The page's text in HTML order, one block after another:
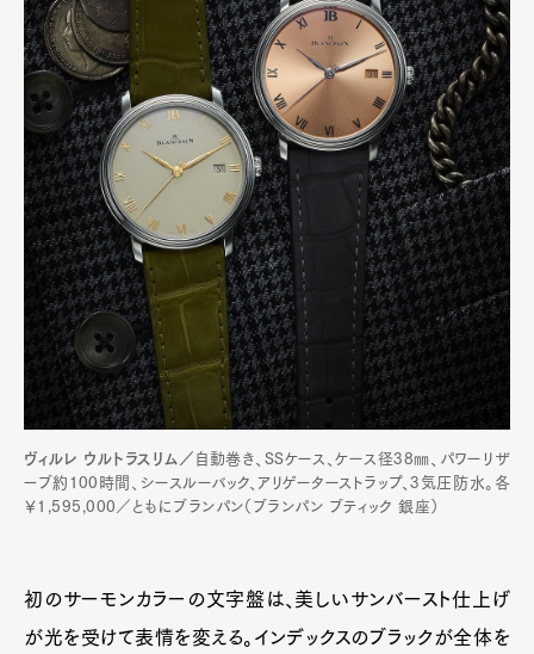
ヴィルレ ウルトラスリム／ 自動巻き、SSケース、ケース径38㎜、パワーリザ
ーブ約100時間、シースルーバック、アリゲーターストラップ、3気圧防水。各
￥1,595,000／ともにブランパン（ブランパン ブティック 銀座）
初のサーモンカラーの文字盤は、美しいサンバースト仕上げ
が光を受けて表情を変える。インデックスのブラックが全体を